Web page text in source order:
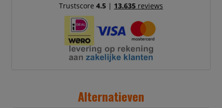
Trustscore 4.5| 13.635reviews
Alternatieven